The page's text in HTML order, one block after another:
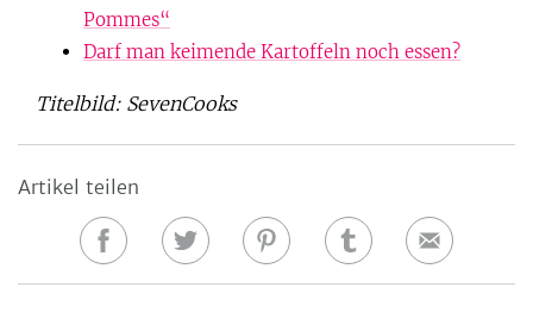
Pommes“
Darf man keimende Kartoffeln noch essen?
Titelbild: SevenCooks
Artikel teilen
Auf
Auf
Auf
Auf
E-